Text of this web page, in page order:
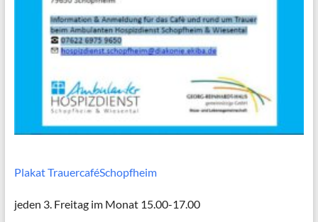
Plakat TrauercaféSchopfheim
jeden 3. Freitag im Monat 15.00-17.00